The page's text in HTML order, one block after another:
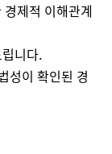
제적 이해관계
니다.
성이 확인된 경